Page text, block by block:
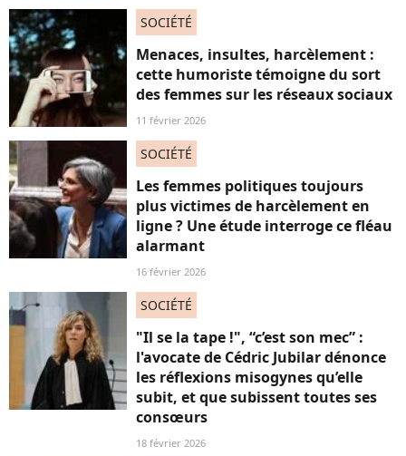
SOCIÉTÉ
Menaces, insultes, harcèlement :
cette humoriste témoigne du sort
des femmes sur les réseaux sociaux
11 février 2026
SOCIÉTÉ
Les femmes politiques toujours
plus victimes de harcèlement en
ligne ? Une étude interroge ce fléau
alarmant
16 février 2026
SOCIÉTÉ
"Il se la tape !", “c’est son mec” :
l'avocate de Cédric Jubilar dénonce
les réflexions misogynes qu’elle
subit, et que subissent toutes ses
consœurs
18 février 2026